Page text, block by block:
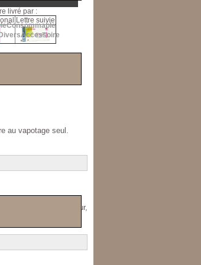
Consommable
Accessoire
livré par :
Lettre suivie
au vapotage seul.
paraben, conservateur,